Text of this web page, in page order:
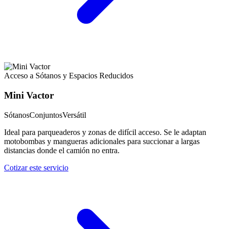
Acceso a Sótanos y Espacios Reducidos
Mini Vactor
SótanosConjuntosVersátil
Ideal para parqueaderos y zonas de difícil acceso. Se le adaptan
motobombas y mangueras adicionales para succionar a largas
distancias donde el camión no entra.
Cotizar este servicio